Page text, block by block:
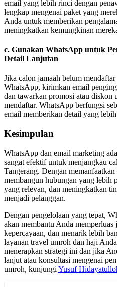
email yang lebih rinci dengan
lengkap mengenai paket yang
Anda untuk memberikan
meningkatkan kemungkinan
c. Gunakan WhatsApp untuk
Detail Lanjutan
Jika calon jamaah belum
WhatsApp, kirimkan email
dan tawarkan promosi atau diskon
mendaftar. WhatsApp berfungsi
email memberikan detail yang
Kesimpulan
WhatsApp dan email marketing
sangat efektif untuk menjangkau
Tangerang. Dengan
membangun hubungan yang lebih
yang relevan, dan meningkatkan
menjadi pelanggan.
Dengan pengelolaan yang tepat,
akan membantu Anda
kepercayaan, dan menarik lebih
layanan travel umroh dan haji
menerapkan strategi ini dan jika
lanjut atau konsultasi mengenai
umroh, kunjungi Yusuf